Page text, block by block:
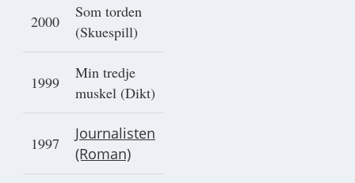
2000
Som torden
(Skuespill)
1999
Min tredje
muskel (Dikt)
1997
Journalisten
(Roman)